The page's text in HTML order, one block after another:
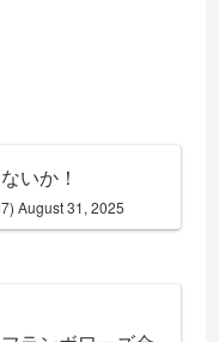
いか！
August 31, 2025